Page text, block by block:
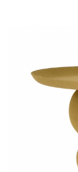
Console dormitor
Fotolii dormitor
Console extensibile